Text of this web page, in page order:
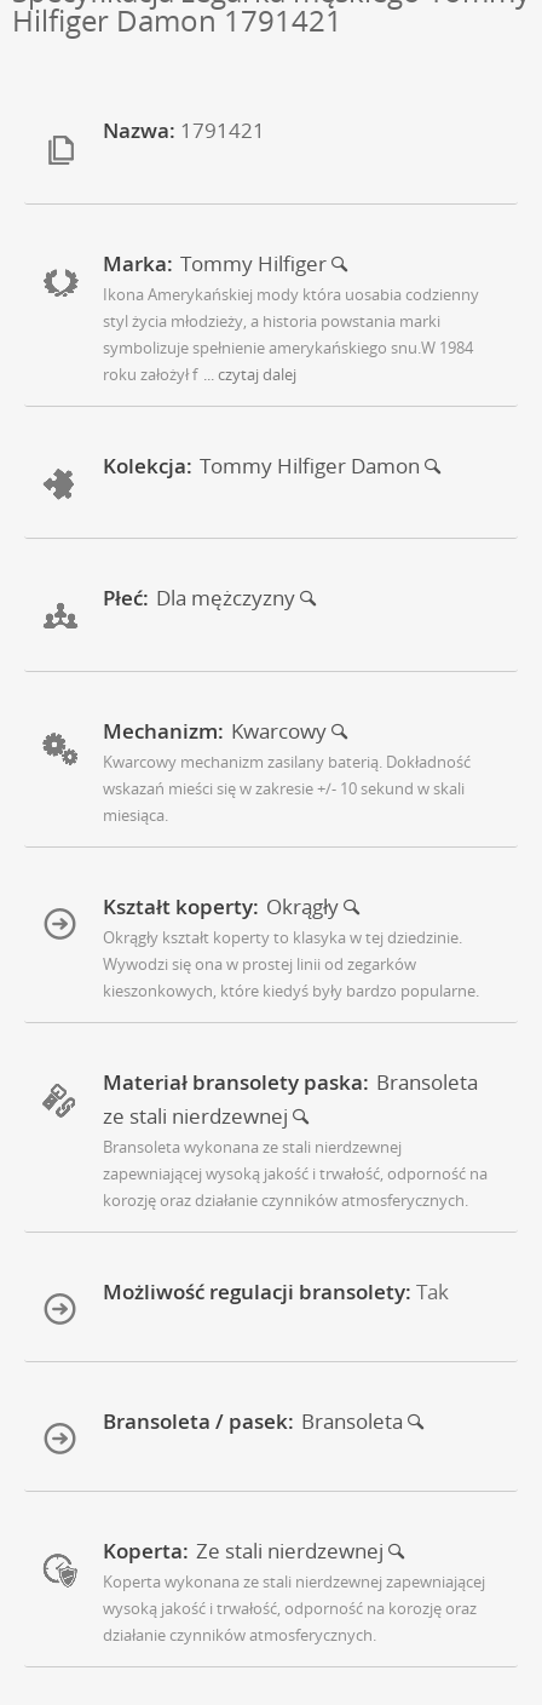
Hilfiger Damon 1791421
Nazwa: 1791421
Marka: Tommy Hilfiger
Ikona Amerykańskiej mody która uosabia codzienny
styl życia młodzieży, a historia powstania marki
symbolizuje spełnienie amerykańskiego snu.W 1984
roku założył f ... czytaj dalej
Kolekcja: Tommy Hilfiger Damon
Płeć: Dla mężczyzny
Mechanizm: Kwarcowy
Kwarcowy mechanizm zasilany baterią. Dokładność
wskazań mieści się w zakresie +/- 10 sekund w skali
miesiąca.
Kształt koperty: Okrągły
Okrągły kształt koperty to klasyka w tej dziedzinie.
Wywodzi się ona w prostej linii od zegarków
kieszonkowych, które kiedyś były bardzo popularne.
Materiał bransolety paska: Bransoleta
ze stali nierdzewnej
Bransoleta wykonana ze stali nierdzewnej
zapewniającej wysoką jakość i trwałość, odporność na
korozję oraz działanie czynników atmosferycznych.
Możliwość regulacji bransolety: Tak
Bransoleta / pasek: Bransoleta
Koperta: Ze stali nierdzewnej
Koperta wykonana ze stali nierdzewnej zapewniającej
wysoką jakość i trwałość, odporność na korozję oraz
działanie czynników atmosferycznych.